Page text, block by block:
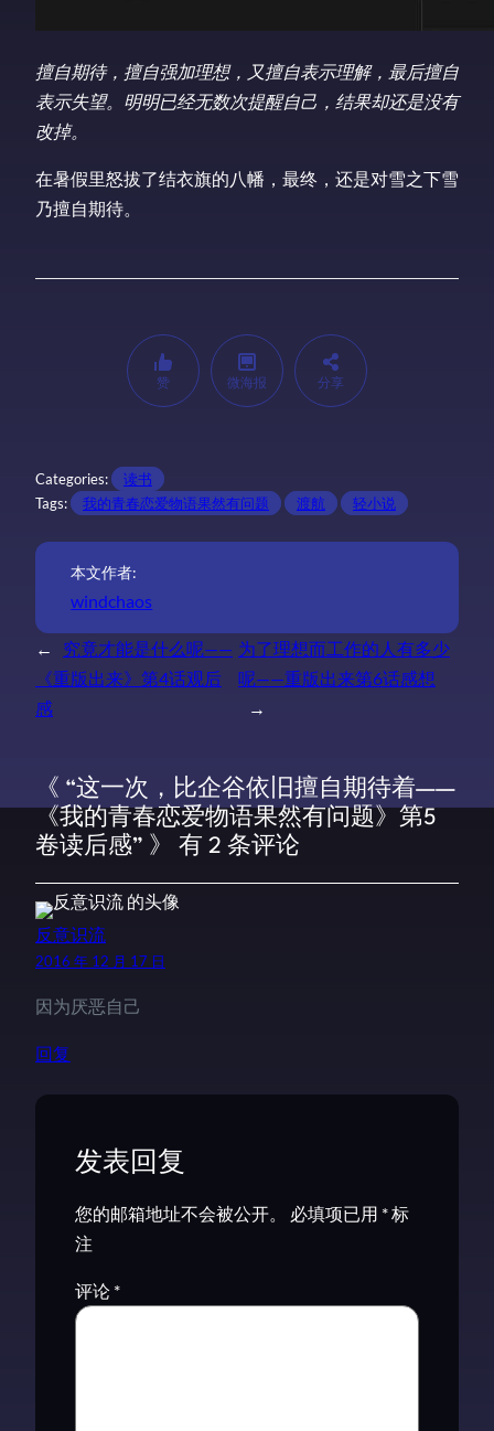
擅自期待，擅自强加理想，又擅自表示理解，最后擅自
表示失望。明明已经无数次提醒自己，结果却还是没有
改掉。
在暑假里怒拔了结衣旗的八幡，最终，还是对雪之下雪
乃擅自期待。
赞 微海报 分享
Categories:
读书
Tags:
我的青春恋爱物语果然有问题 渡航 轻小说
本文作者:
windchaos
←
究竟才能是什么呢——
《重版出来》第4话观后
感
为了理想而工作的人有多少
呢——重版出来第6话感想
→
《 “这一次，比企谷依旧擅自期待着——
《我的青春恋爱物语果然有问题》第5
卷读后感” 》 有 2 条评论
反意识流
2016 年 12 月 17 日
因为厌恶自己
回复
发表回复
您的邮箱地址不会被公开。 必填项已用 *标
注
评论 *